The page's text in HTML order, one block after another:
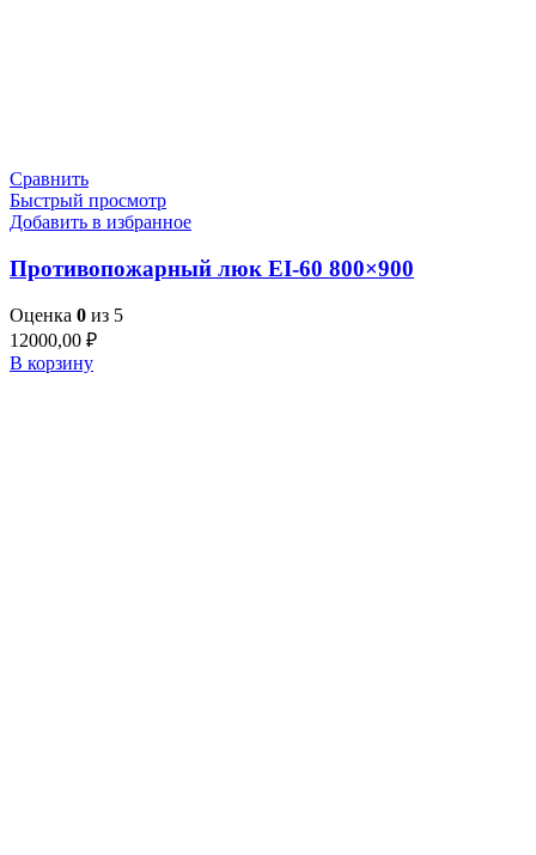
Сравнить
Быстрый просмотр
Добавить в избранное
Противопожарный люк EI-60 800×900
Оценка 0 из 5
12000,00 ₽
В корзину